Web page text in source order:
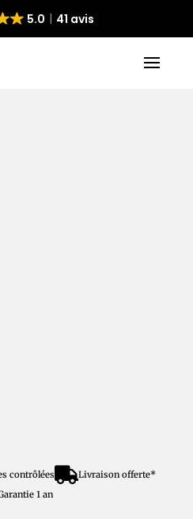
5.0 41 avis
contrôléesLivraison offerte*
1 an